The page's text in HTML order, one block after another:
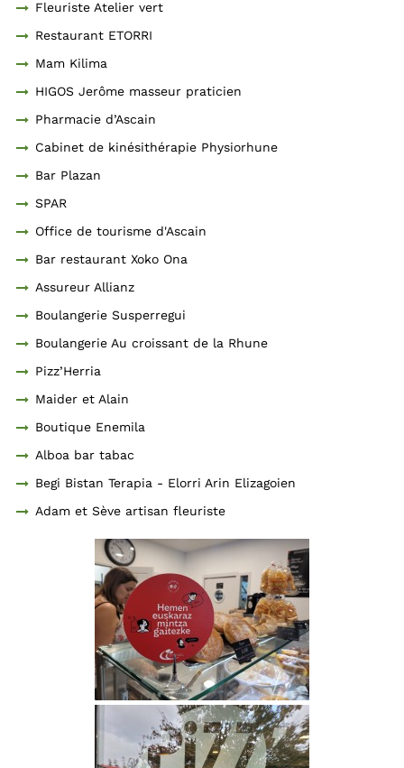
Fleuriste Atelier vert
Restaurant ETORRI
Mam Kilima
HIGOS Jerôme masseur praticien
Pharmacie d’Ascain
Cabinet de kinésithérapie Physiorhune
Bar Plazan
SPAR
Office de tourisme d'Ascain
Bar restaurant Xoko Ona
Assureur Allianz
Boulangerie Susperregui
Boulangerie Au croissant de la Rhune
Pizz’Herria
Maider et Alain
Boutique Enemila
Alboa bar tabac
Begi Bistan Terapia - Elorri Arin Elizagoien
Adam et Sève artisan fleuriste